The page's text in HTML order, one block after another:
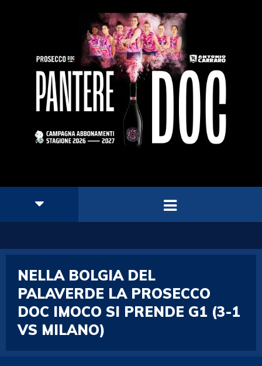
NELLA BOLGIA DEL
PALAVERDE LA PROSECCO
DOC IMOCO SI PRENDE G1 (3-1
VS MILANO)